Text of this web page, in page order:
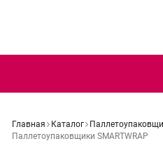
Главная Каталог
Паллетоупаковщики SMARTWRAP